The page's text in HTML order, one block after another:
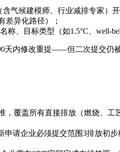
含气候建模师、行业减排专家）
差异化路径）；
称、目标类型（如1.5°C、well-
天内修改重提——但二次提交仍
准，覆盖所有直接排放（燃烧、
申请企业必须提交范围3排放初